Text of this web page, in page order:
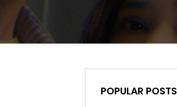
POPULAR POSTS